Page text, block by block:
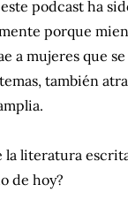
podcast ha
porque
a mujeres que se
también
la literatura
de hoy?